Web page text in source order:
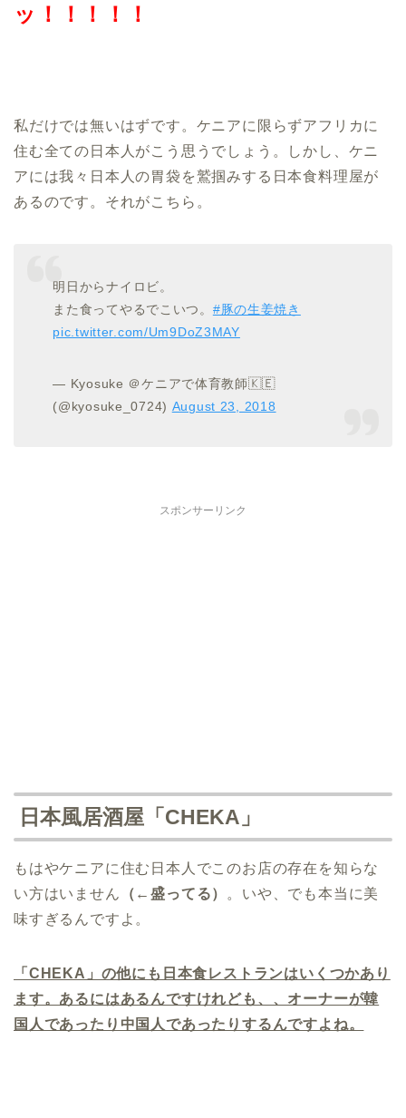
ッ！！！！！
私だけでは無いはずです。ケニアに限らずアフリカに
住む全ての日本人がこう思うでしょう。しかし、ケニ
アには我々日本人の胃袋を鷲掴みする日本食料理屋が
あるのです。それがこちら。
明日からナイロビ。
また食ってやるでこいつ。 #豚の生姜焼き
pic.twitter.com/Um9DoZ3MAY
— Kyosuke ＠ケニアで体育教師🇰🇪
(@kyosuke_0724) August 23, 2018
スポンサーリンク
日本風居酒屋「CHEKA」
もはやケニアに住む日本人でこのお店の存在を知らな
い方はいません （←盛ってる）
。いや、でも本当に美
味すぎるんですよ。
「CHEKA」の他にも日本食レストランはいくつかあり
ます。あるにはあるんですけれども、、オーナーが韓
国人であったり中国人であったりするんですよね。